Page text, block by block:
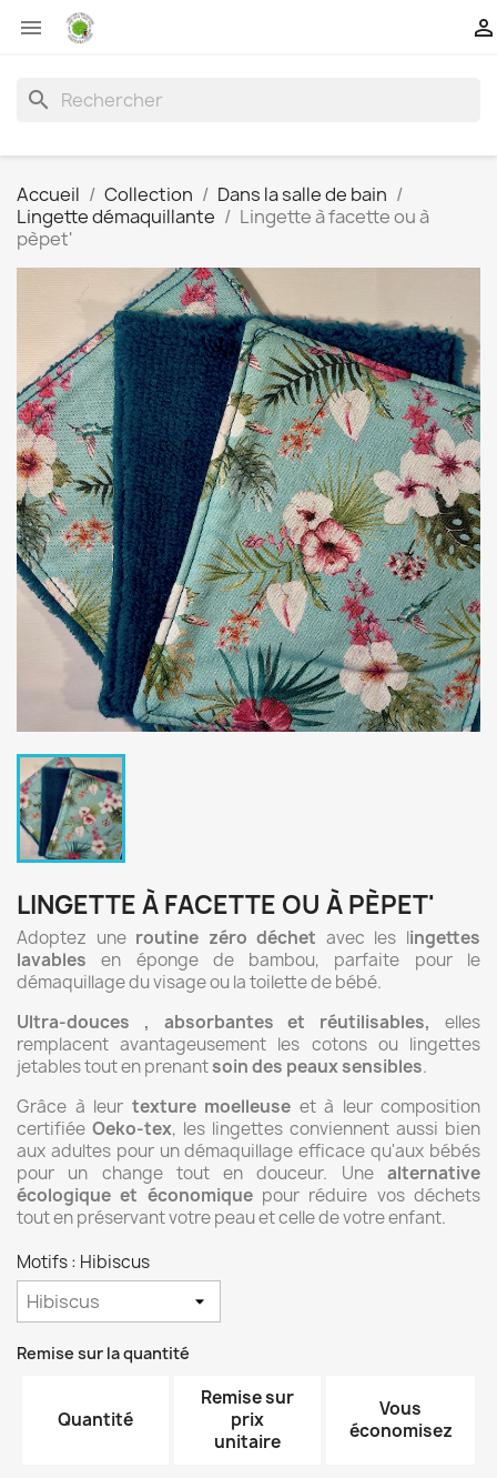
 
search
Accueil Collection
Dans la salle de bain
Lingette démaquillante
Lingette à facette ou à
pèpet'
LINGETTE À FACETTE OU À PÈPET'
Adoptez une routine zéro déchet avec les lingettes
lavables en éponge de bambou, parfaite pour le
démaquillage du visage ou la toilette de bébé.
Ultra-douces , absorbantes et réutilisables,
elles
remplacent avantageusement les cotons ou lingettes
jetables tout en prenantsoin des peaux sensibles.
Grâce à leur texture moelleuse et à leur composition
certifiée Oeko-tex, les lingettes conviennent aussi bien
aux adultes pour un démaquillage efficace qu'aux bébés
pour un change tout en douceur. Une alternative
écologique et économiquepour réduire vos déchets
tout en préservant votre peau et celle de votre enfant.
Motifs : Hibiscus
Remise sur la quantité
Quantité
Remise sur
prix
unitaire
Vous
économisez